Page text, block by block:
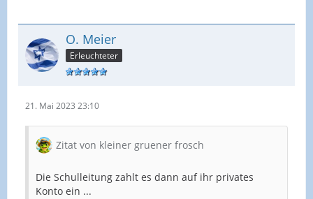
O. Meier
Erleuchteter
21. Mai 2023 23:10
Zitat von kleiner gruener frosch
Die Schulleitung zahlt es dann auf ihr privates
Konto ein ...